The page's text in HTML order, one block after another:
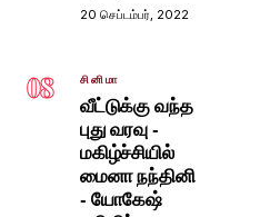
20 செப்டம்பர், 2022
08 சினிமா
வீட்டுக்கு வந்த
புது வரவு -
மகிழ்ச்சியில்
மைனா நந்தினி
- யோகேஷ்